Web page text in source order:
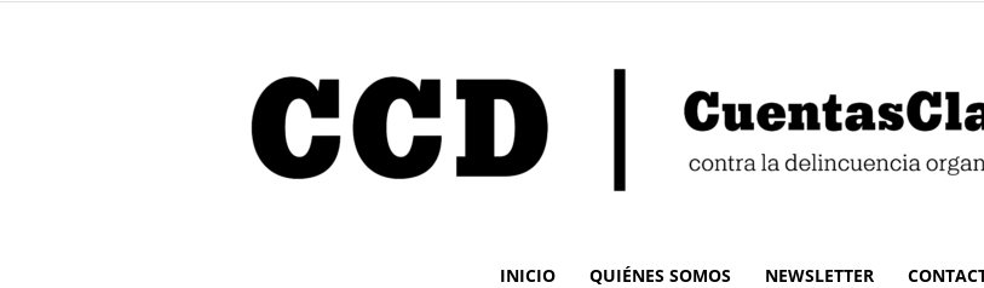
INICIO QUIÉNES SOMOS NEWSLETTER